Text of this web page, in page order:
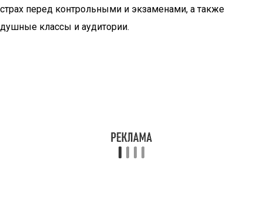
страх перед контрольными и экзаменами, а также
душные классы и аудитории.